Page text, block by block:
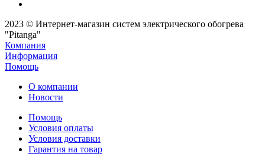
2023 © Интернет-магазин систем электрического обогрева
"Pitanga"
Компания
Информация
Помощь
О компании
Новости
Помощь
Условия оплаты
Условия доставки
Гарантия на товар